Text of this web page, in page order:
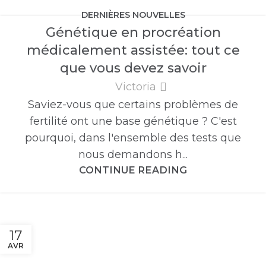
DERNIÈRES NOUVELLES
Génétique en procréation
médicalement assistée: tout ce
que vous devez savoir
Victoria
Saviez-vous que certains problèmes de
fertilité ont une base génétique ? C'est
pourquoi, dans l'ensemble des tests que
nous demandons h...
CONTINUE READING
17
AVR